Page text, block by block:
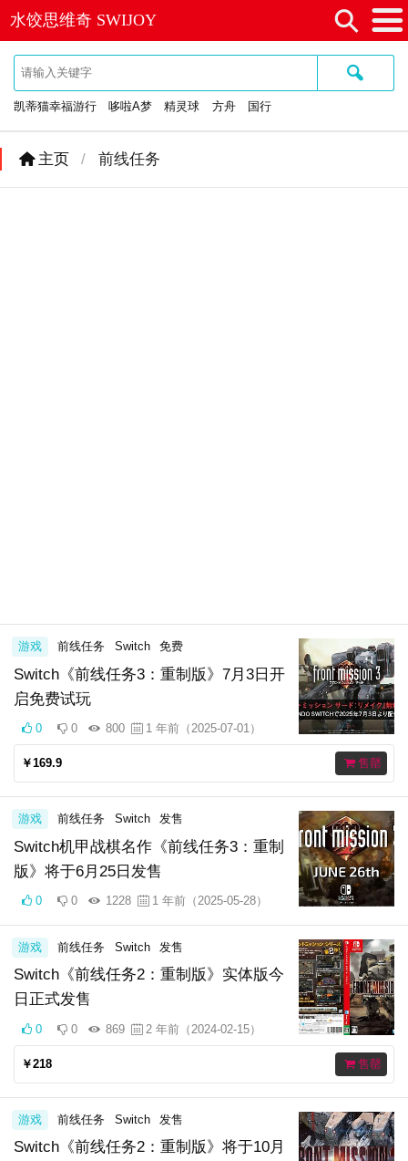
水饺思维奇 SWIJOY ⚲
≡
🔍
凯蒂猫幸福游行 哆啦A梦 精灵球 方舟 国行
主页 / 前线任务
Switch《前线任务3：重制版》7月3日开
启免费试玩
游戏 前线任务 Switch 免费
0 0 800 1 年前（2025-07-01）
￥169.9 售罄
Switch机甲战棋名作《前线任务3：重制
版》将于6月25日发售
游戏 前线任务 Switch 发售
0 0 1228 1 年前（2025-05-28）
Switch《前线任务2：重制版》实体版今
日正式发售
游戏 前线任务 Switch 发售
0 0 869 2 年前（2024-02-15）
￥218 售罄
Switch《前线任务2：重制版》将于10月
游戏 前线任务 Switch 发售